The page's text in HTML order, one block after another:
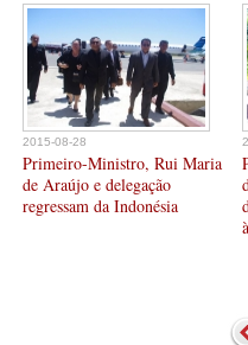
2015-08-28
Primeiro-Ministro, Rui Maria
de Araújo e delegação
regressam da Indonésia